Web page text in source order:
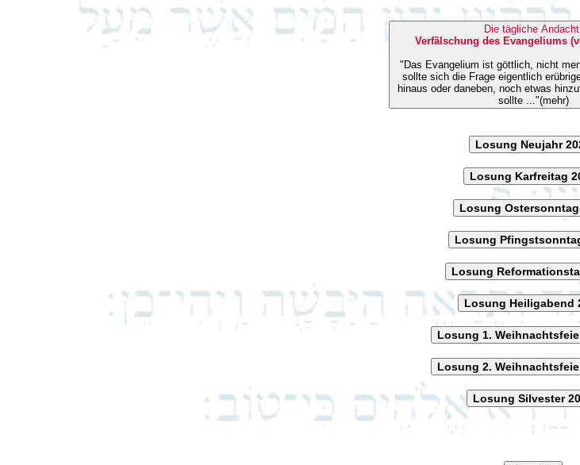
Die tägliche Andacht
Verfälschung des Evangeliums
"Das Evangelium ist göttlich, nicht menschlich.
sollte sich die Frage eigentlich
hinaus oder daneben, noch etwas
sollte ..."(mehr)
Losung Neujahr
Losung Karfreitag
Losung Ostersonntag
Losung
Losung
Losung Heiligabend
Losung 1.
Losung 2.
Losung Silvester